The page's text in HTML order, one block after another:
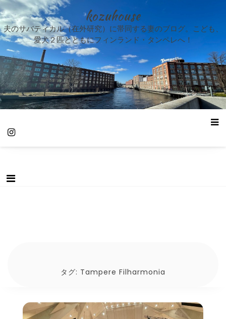
kozuhouse
夫のサバティカル（在外研究）に帯同する妻のブログ。こども、
愛犬２匹とともにフィンランド・タンペレへ！
タグ: Tampere Filharmonia